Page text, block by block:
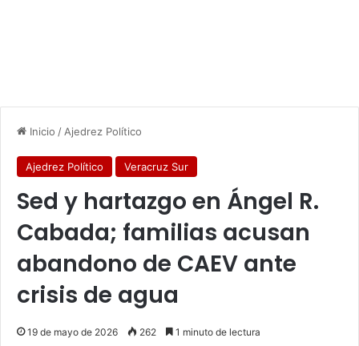
Inicio / Ajedrez Político
Ajedrez Político Veracruz Sur
Sed y hartazgo en Ángel R.
Cabada; familias acusan
abandono de CAEV ante
crisis de agua
19 de mayo de 2026 262 1 minuto de lectura